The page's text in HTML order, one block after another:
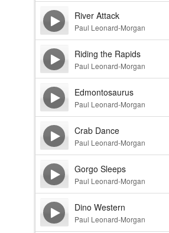
River Attack
Paul Leonard-Morgan
Riding the Rapids
Paul Leonard-Morgan
Edmontosaurus
Paul Leonard-Morgan
Crab Dance
Paul Leonard-Morgan
Gorgo Sleeps
Paul Leonard-Morgan
Dino Western
Paul Leonard-Morgan